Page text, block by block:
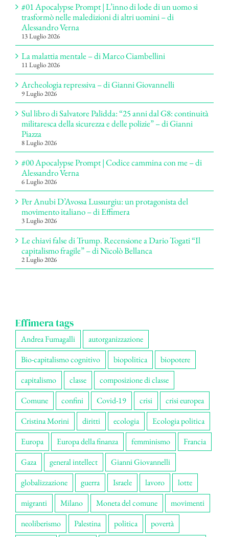
#01 Apocalypse Prompt | L’inno di lode di un uomo si
trasformò nelle maledizioni di altri uomini – di
Alessandro Verna
13 Luglio 2026
La malattia mentale – di Marco Ciambellini
11 Luglio 2026
Archeologia repressiva – di Gianni Giovannelli
9 Luglio 2026
Sul libro di Salvatore Palidda: “25 anni dal G8: continuità
militaresca della sicurezza e delle polizie” – di Gianni
Piazza
8 Luglio 2026
#00 Apocalypse Prompt | Codice cammina con me – di
Alessandro Verna
6 Luglio 2026
Per Anubi D’Avossa Lussurgiu: un protagonista del
movimento italiano – di Effimera
3 Luglio 2026
Le chiavi false di Trump. Recensione a Dario Togati “Il
capitalismo fragile” – di Nicolò Bellanca
2 Luglio 2026
Effimera tags
Andrea Fumagalli
autorganizzazione
Bio-capitalismo cognitivo
biopolitica
biopotere
capitalismo
classe
composizione di classe
Comune
confini Covid-19 crisi
crisi europea
Cristina Morini
diritti ecologia
Ecologia politica
Europa
Europa della finanza femminismo
Francia
Gaza
general intellect
Gianni Giovannelli
globalizzazione
guerra Israele lavoro
lotte
migranti
Milano Moneta del comune
movimenti
neoliberismo
Palestina politica povertà